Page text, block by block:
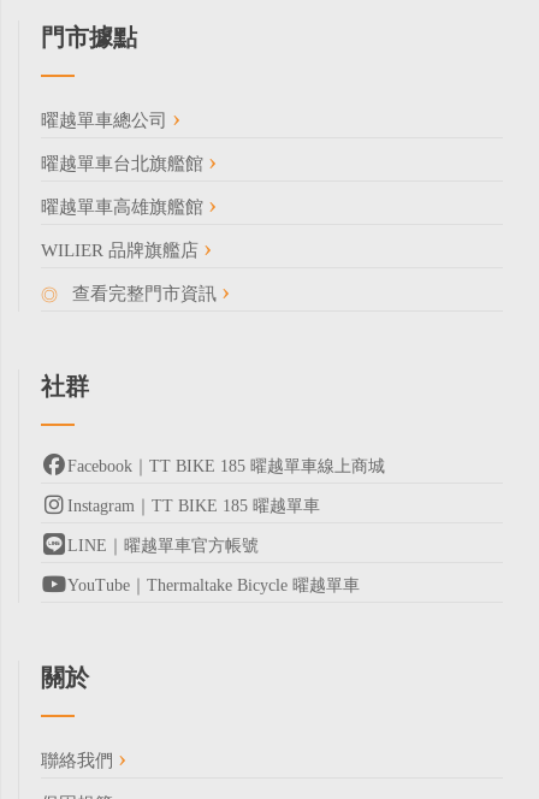
門市據點
曜越單車總公司
曜越單車台北旗艦館
曜越單車高雄旗艦館
WILIER 品牌旗艦店
查看完整門市資訊
社群
Facebook｜TT BIKE 185 曜越單車線上商城
Instagram｜TT BIKE 185 曜越單車
LINE｜曜越單車官方帳號
YouTube｜Thermaltake Bicycle 曜越單車
關於
聯絡我們